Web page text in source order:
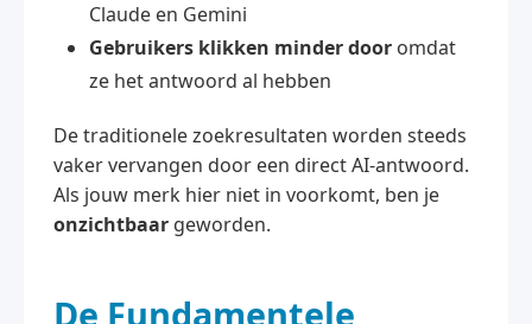
Claude en Gemini
Gebruikers klikken minder door omdat
ze het antwoord al hebben
De traditionele zoekresultaten worden steeds
vaker vervangen door een direct AI-antwoord.
Als jouw merk hier niet in voorkomt, ben je
onzichtbaar geworden.
De Fundamentele